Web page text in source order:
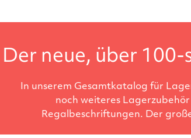
Der neue, über
In unserem Gesamtkatalog für
noch weiteres
Regalbeschriftungen. Der